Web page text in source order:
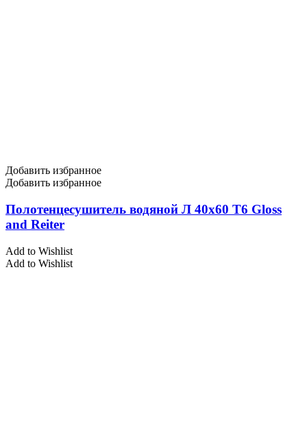
Добавить избранное
Добавить избранное
Полотенцесушитель водяной Л 40х60 Т6 Gloss
and Reiter
Add to Wishlist
Add to Wishlist